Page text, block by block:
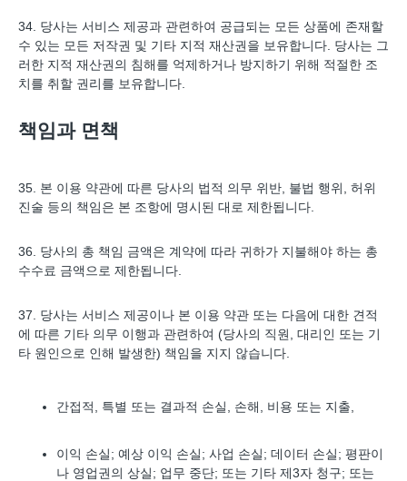
34. 당사는 서비스 제공과 관련하여 공급되는 모든 상품에 존재할
수 있는 모든 저작권 및 기타 지적 재산권을 보유합니다. 당사는 그
러한 지적 재산권의 침해를 억제하거나 방지하기 위해 적절한 조
치를 취할 권리를 보유합니다.
책임과 면책
35. 본 이용 약관에 따른 당사의 법적 의무 위반, 불법 행위, 허위
진술 등의 책임은 본 조항에 명시된 대로 제한됩니다.
36. 당사의 총 책임 금액은 계약에 따라 귀하가 지불해야 하는 총
수수료 금액으로 제한됩니다.
37. 당사는 서비스 제공이나 본 이용 약관 또는 다음에 대한 견적
에 따른 기타 의무 이행과 관련하여 (당사의 직원, 대리인 또는 기
타 원인으로 인해 발생한) 책임을 지지 않습니다.
간접적, 특별 또는 결과적 손실, 손해, 비용 또는 지출,
이익 손실; 예상 이익 손실; 사업 손실; 데이터 손실; 평판이
나 영업권의 상실; 업무 중단; 또는 기타 제3자 청구; 또는